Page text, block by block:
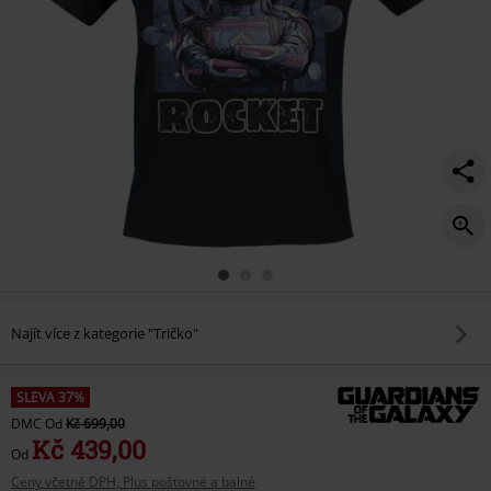
Najít více z kategorie "Tričko"
SLEVA 37%
DMC Od Kč 699,00
Od Kč 439,00
Ceny včetně DPH, Plus poštovné a balné